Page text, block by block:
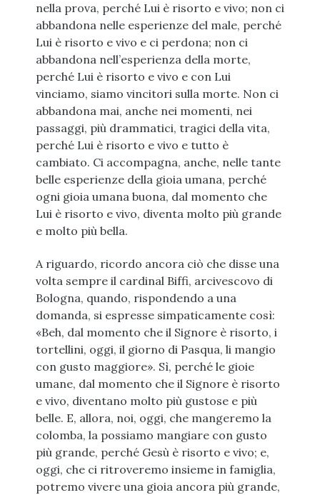
nella prova, perché Lui è risorto e vivo; non ci
abbandona nelle esperienze del male, perché
Lui è risorto e vivo e ci perdona; non ci
abbandona nell’esperienza della morte,
perché Lui è risorto e vivo e con Lui
vinciamo, siamo vincitori sulla morte. Non ci
abbandona mai, anche nei momenti, nei
passaggi, più drammatici, tragici della vita,
perché Lui è risorto e vivo e tutto è
cambiato. Ci accompagna, anche, nelle tante
belle esperienze della gioia umana, perché
ogni gioia umana buona, dal momento che
Lui è risorto e vivo, diventa molto più grande
e molto più bella.
A riguardo, ricordo ancora ciò che disse una
volta sempre il cardinal Biffi, arcivescovo di
Bologna, quando, rispondendo a una
domanda, si espresse simpaticamente così:
«Beh, dal momento che il Signore è risorto, i
tortellini, oggi, il giorno di Pasqua, li mangio
con gusto maggiore». Sì, perché le gioie
umane, dal momento che il Signore è risorto
e vivo, diventano molto più gustose e più
belle. E, allora, noi, oggi, che mangeremo la
colomba, la possiamo mangiare con gusto
più grande, perché Gesù è risorto e vivo; e,
oggi, che ci ritroveremo insieme in famiglia,
potremo vivere una gioia ancora più grande,